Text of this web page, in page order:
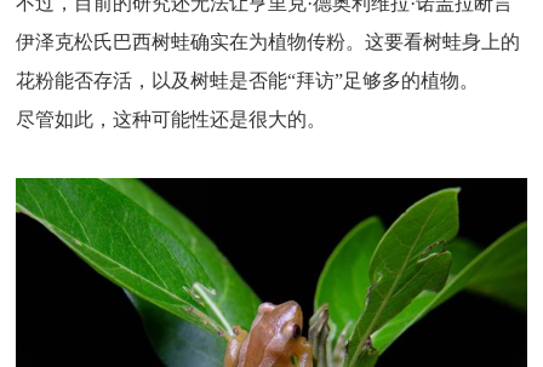
伊泽克松氏巴西树蛙确实在为植物传粉。这要看树蛙身上的
花粉能否存活，以及树蛙是否能“拜访”足够多的植物。
尽管如此，这种可能性还是很大的。